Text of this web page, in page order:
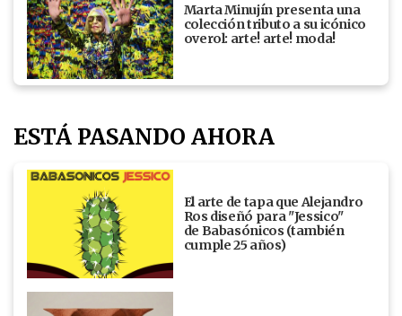
Marta Minujín presenta una
colección tributo a su icónico
overol: arte! arte! moda!
ESTÁ PASANDO AHORA
El arte de tapa que Alejandro
Ros diseñó para "Jessico"
de Babasónicos (también
cumple 25 años)